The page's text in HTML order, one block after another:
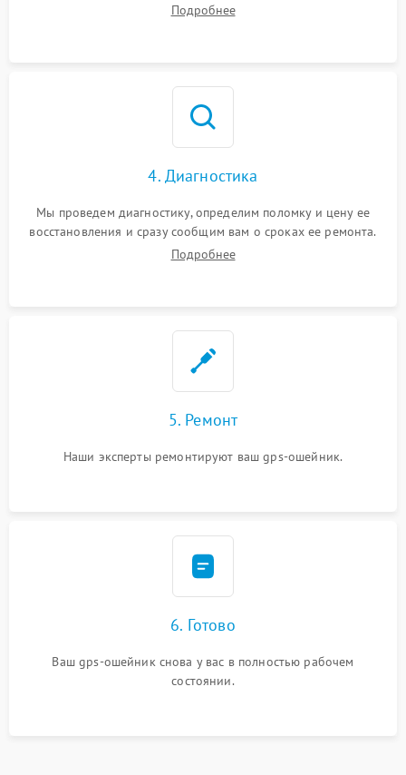
Подробнее
4. Диагностика
Мы проведем диагностику, определим поломку и цену ее
восстановления и сразу сообщим вам о сроках ее ремонта.
Подробнее
5. Ремонт
Наши эксперты ремонтируют ваш gps-ошейник.
6. Готово
Ваш gps-ошейник снова у вас в полностью рабочем
состоянии.